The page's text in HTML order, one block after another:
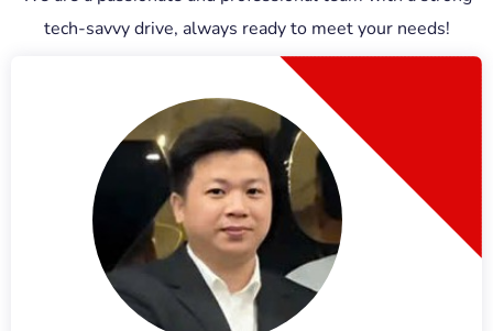
tech-savvy drive, always ready to meet your needs!